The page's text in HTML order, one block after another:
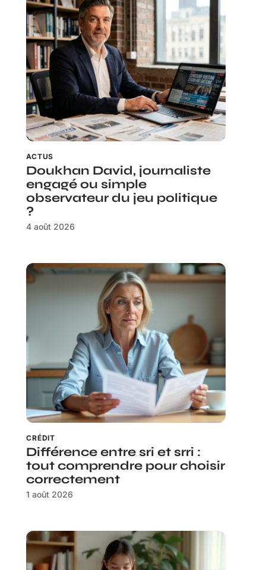
ACTUS
Doukhan David, journaliste
engagé ou simple
observateur du jeu politique
?
4 août 2026
CRÉDIT
Différence entre sri et srri :
tout comprendre pour choisir
correctement
1 août 2026